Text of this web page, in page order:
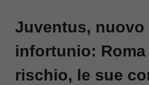
Juventus, nuovo
infortunio: Roma
rischio, le sue